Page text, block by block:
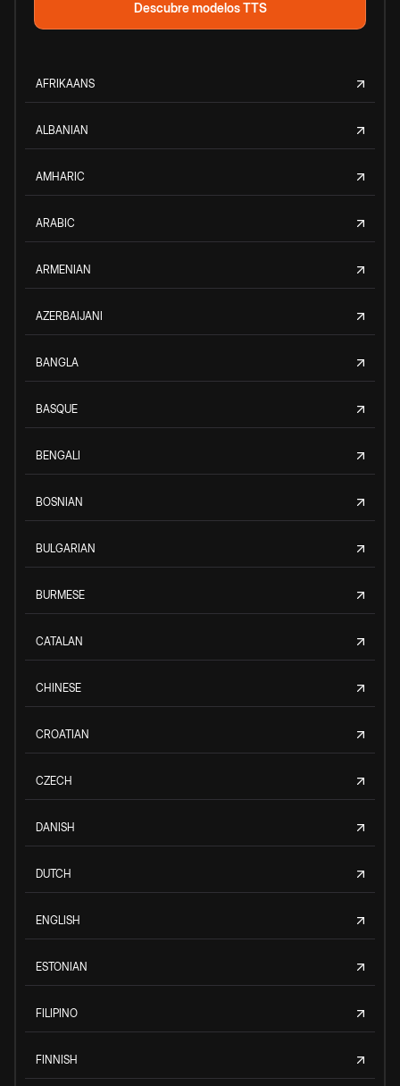
Descubre modelos TTS
AFRIKAANS
ALBANIAN
AMHARIC
ARABIC
ARMENIAN
AZERBAIJANI
BANGLA
BASQUE
BENGALI
BOSNIAN
BULGARIAN
BURMESE
CATALAN
CHINESE
CROATIAN
CZECH
DANISH
DUTCH
ENGLISH
ESTONIAN
FILIPINO
FINNISH